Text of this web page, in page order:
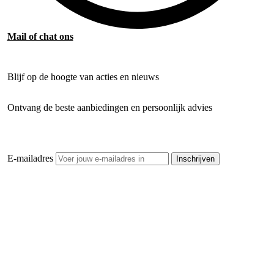
Mail of chat ons
Blijf op de hoogte van acties en nieuws
Ontvang de beste aanbiedingen en persoonlijk advies
E-mailadres Inschrijven